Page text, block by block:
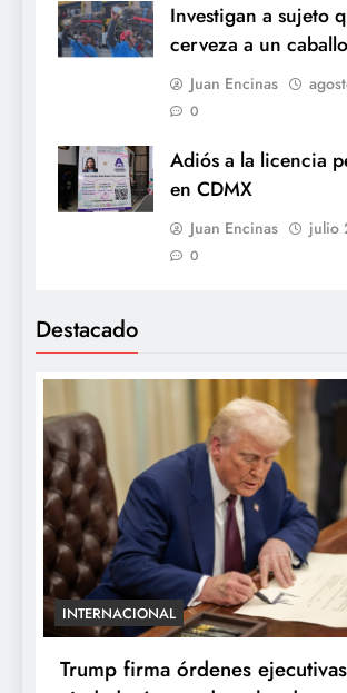
Investigan a sujeto
cerveza a un
Juan Encinas
0
Adiós a la licencia
en CDMX
Juan Encinas julio
0
Destacado
INTERNACIONAL
Trump firma órdenes